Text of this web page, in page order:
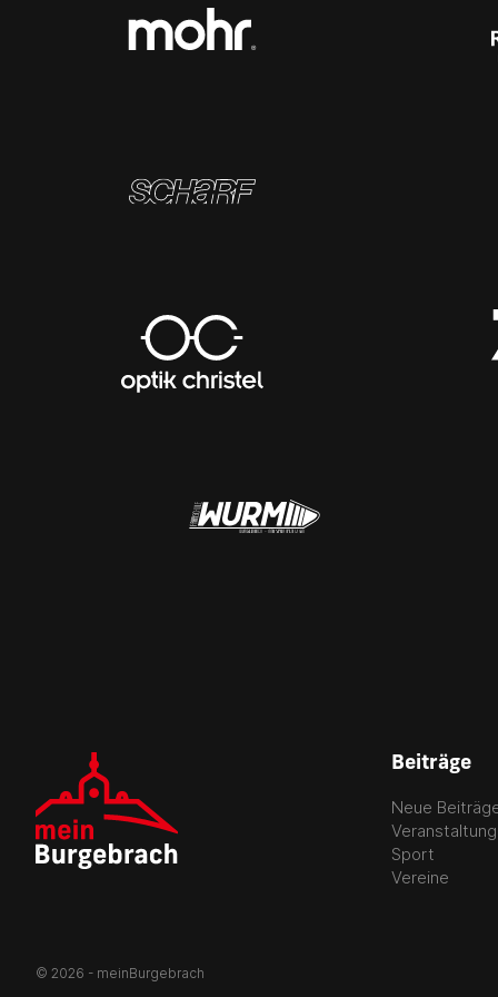
Beiträge
Neue
Sport
Vereine
© 2026 - meinBurgebrach